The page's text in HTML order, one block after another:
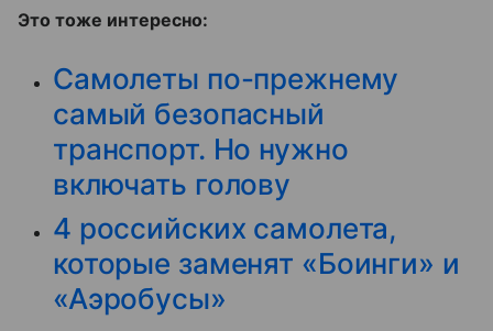
Это тоже интересно:
Самолеты по-прежнему
самый безопасный
транспорт. Но нужно
включать голову
4 российских самолета,
которые заменят «Боинги» и
«Аэробусы»